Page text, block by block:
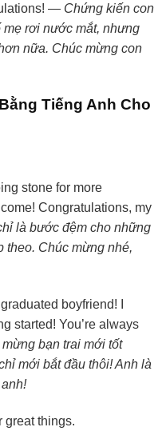
— Chứng kiến con
rơi nước mắt, nhưng
nữa. Chúc mừng con
Tiếng Anh Cho
stone for more
Congratulations, my
là bước đệm cho những
theo. Chúc mừng nhé,
boyfriend! I
started! You’re always
mừng bạn trai mới tốt
mới bắt đầu thôi! Anh là
great things.